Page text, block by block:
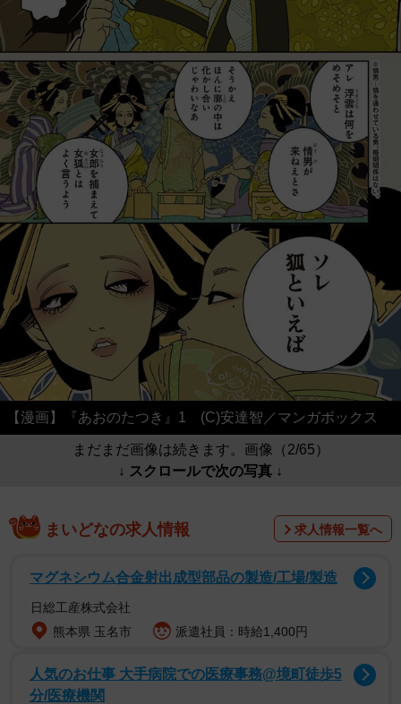
【漫画】『あおのたつき』1 (C)安達智／マンガボックス
まだまだ画像は続きます。画像（2/65）
↓ スクロールで次の写真 ↓
まいどなの求人情報 求人情報一覧へ
マグネシウム合金射出成型部品の製造/工場/製造
日総工産株式会社
熊本県 玉名市
派遣社員：時給1,400円
人気のお仕事 大手病院での医療事務@境町徒歩5
分/医療機関